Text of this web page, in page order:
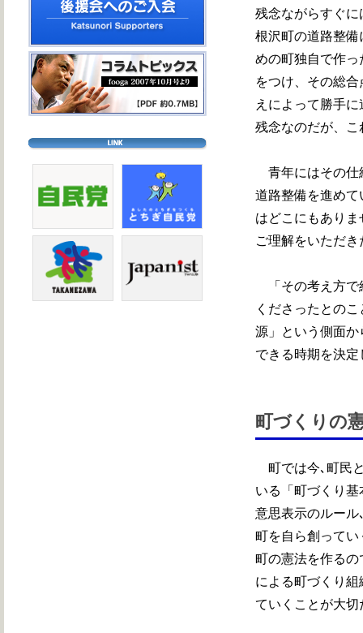
残念ながらすぐ
根沢町の道路整
めの町独自で作
をつけ、その総
えによって勝手
残念なのだが、
青年にはその仕
道路整備を進め
はどこにもあり
ご理解をいただ
「その考え方で
くださったとの
源」という側面
できる時期を決
町づくりの
町では今､町民
いる「町づくり
意思表示のルー
町を自ら創って
町の憲法を作る
による町づくり
ていくことが大